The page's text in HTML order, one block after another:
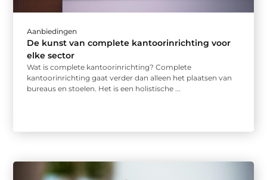
Aanbiedingen
De kunst van complete kantoorinrichting voor
elke sector
Wat is complete kantoorinrichting? Complete
kantoorinrichting gaat verder dan alleen het plaatsen van
bureaus en stoelen. Het is een holistische ...